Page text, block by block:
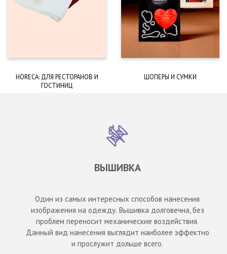
HORECA: ДЛЯ РЕСТОРАНОВ И
ГОСТИНИЦ
ШОПЕРЫ И СУМКИ
ВЫШИВКА
Один из самых интересных способов нанесения
изображения на одежду. Вышивка долговечна, без
проблем переносит механические воздействия.
Данный вид нанесения выглядит наиболее эффектно
и прослужит дольше всего.